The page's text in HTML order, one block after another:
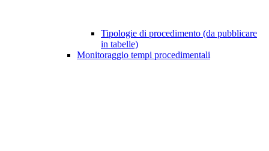
Tipologie di procedimento (da pubblicare
in tabelle)
Monitoraggio tempi procedimentali